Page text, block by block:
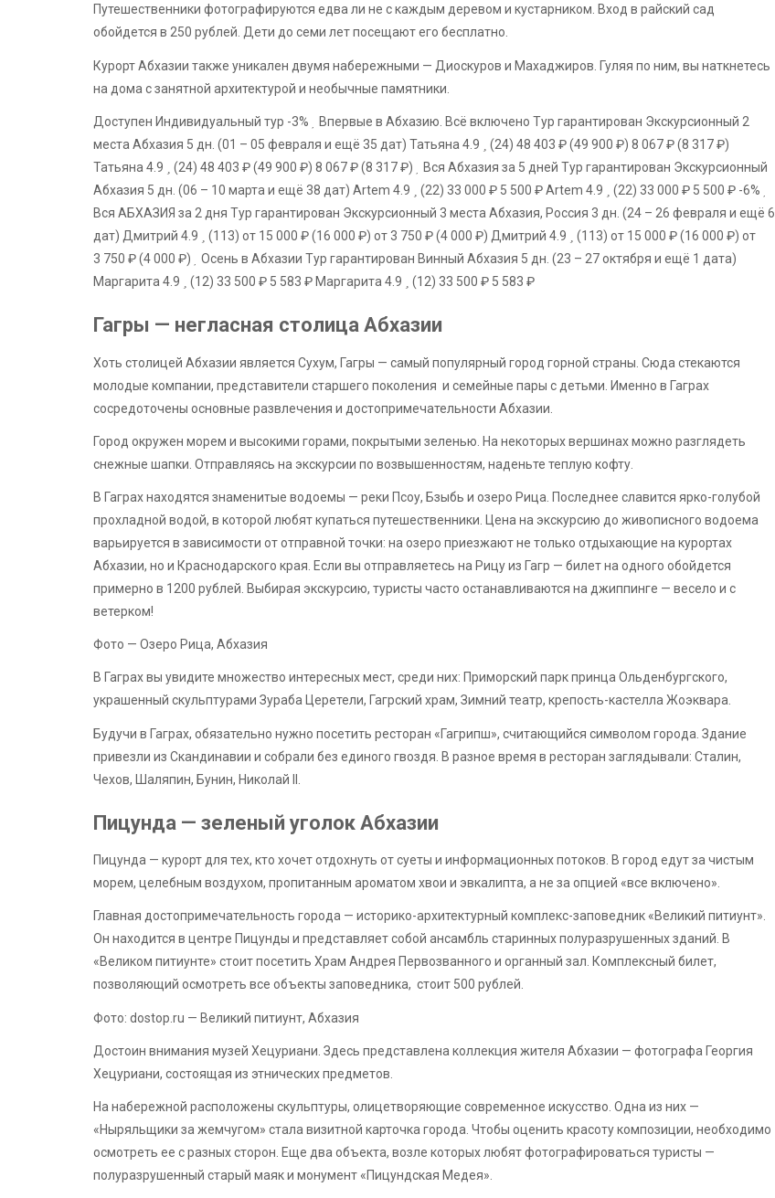
Путешественники фотографируются едва ли не с каждым деревом и кустарником. Вход в райский сад
обойдется в 250 рублей. Дети до семи лет посещают его бесплатно.
Курорт Абхазии также уникален двумя набережными — Диоскуров и Махаджиров. Гуляя по ним, вы наткнетесь
на дома с занятной архитектурой и необычные памятники.
Доступен Индивидуальный тур -3%
Впервые в Абхазию. Всё включено Тур гарантирован Экскурсионный 2
места Абхазия 5 дн. (01 – 05 февраля и ещё 35 дат) Татьяна 4.9 (24) 48 403 ₽(49 900 ₽) 8 067 ₽(8 317 ₽)
Татьяна 4.9
(24) 48 403 ₽(49 900 ₽) 8 067 ₽(8 317 ₽)
Вся Абхазия за 5 дней Тур гарантирован Экскурсионный
Абхазия 5 дн. (06 – 10 марта и ещё 38 дат) Artem 4.9 (22) 33 000 ₽ 5 500 ₽Artem 4.9 (22) 33 000 ₽ 5 500 ₽ -6%
Вся АБХАЗИЯ за 2 дня Тур гарантирован Экскурсионный 3 места Абхазия, Россия 3 дн. (24 – 26 февраля и ещё 6
дат) Дмитрий 4.9 (113) от 15 000 ₽(16 000 ₽) от 3 750 ₽(4 000 ₽) Дмитрий 4.9 (113) от 15 000 ₽(16 000 ₽) от
3 750 ₽(4 000 ₽) Осень в Абхазии Тур гарантирован Винный Абхазия 5 дн. (23 – 27 октября и ещё 1 дата)
Маргарита 4.9
(12) 33 500 ₽ 5 583 ₽ Маргарита 4.9 (12) 33 500 ₽ 5 583 ₽
Гагры — негласная столица Абхазии
Хоть столицей Абхазии является Сухум, Гагры — самый популярный город горной страны. Сюда стекаются
молодые компании, представители старшего поколения и семейные пары с детьми. Именно в Гаграх
сосредоточены основные развлечения и достопримечательности Абхазии.
Город окружен морем и высокими горами, покрытыми зеленью. На некоторых вершинах можно разглядеть
снежные шапки. Отправляясь на экскурсии по возвышенностям, наденьте теплую кофту.
В Гаграх находятся знаменитые водоемы — реки Псоу, Бзыбь и озеро Рица. Последнее славится ярко-голубой
прохладной водой, в которой любят купаться путешественники. Цена на экскурсию до живописного водоема
варьируется в зависимости от отправной точки: на озеро приезжают не только отдыхающие на курортах
Абхазии, но и Краснодарского края. Если вы отправляетесь на Рицу из Гагр — билет на одного обойдется
примерно в 1200 рублей. Выбирая экскурсию, туристы часто останавливаются на джиппинге — весело и с
ветерком!
Фото — Озеро Рица, Абхазия
В Гаграх вы увидите множество интересных мест, среди них: Приморский парк принца Ольденбургского,
украшенный скульптурами Зураба Церетели, Гагрский храм, Зимний театр, крепость-кастелла Жоэквара.
Будучи в Гаграх, обязательно нужно посетить ресторан «Гагрипш», считающийся символом города. Здание
привезли из Скандинавии и собрали без единого гвоздя. В разное время в ресторан заглядывали: Сталин,
Чехов, Шаляпин, Бунин, Николай II.
Пицунда — зеленый уголок Абхазии
Пицунда — курорт для тех, кто хочет отдохнуть от суеты и информационных потоков. В город едут за чистым
морем, целебным воздухом, пропитанным ароматом хвои и эвкалипта, а не за опцией «все включено».
Главная достопримечательность города — историко-архитектурный комплекс-заповедник «Великий питиунт».
Он находится в центре Пицунды и представляет собой ансамбль старинных полуразрушенных зданий. В
«Великом питиунте» стоит посетить Храм Андрея Первозванного и органный зал. Комплексный билет,
позволяющий осмотреть все объекты заповедника, стоит 500 рублей.
Фото: dostop.ru — Великий питиунт, Абхазия
Достоин внимания музей Хецуриани. Здесь представлена коллекция жителя Абхазии — фотографа Георгия
Хецуриани, состоящая из этнических предметов.
На набережной расположены скульптуры, олицетворяющие современное искусство. Одна из них —
«Ныряльщики за жемчугом» стала визитной карточка города. Чтобы оценить красоту композиции, необходимо
осмотреть ее с разных сторон. Еще два объекта, возле которых любят фотографироваться туристы —
полуразрушенный старый маяк и монумент «Пицундская Медея».